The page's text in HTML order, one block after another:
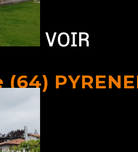
VOIR